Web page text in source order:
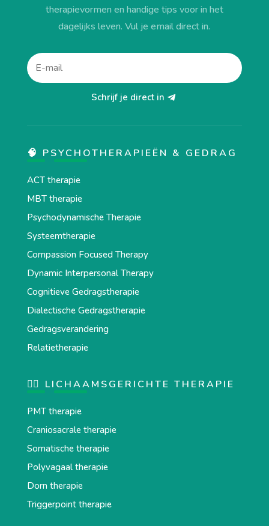
therapievormen en handige tips voor in het
dagelijks leven. Vul je email direct in.
Schrijf je direct in
🧠 PSYCHOTHERAPIEËN & GEDRAG
ACT therapie
MBT therapie
Psychodynamische Therapie
Systeemtherapie
Compassion Focused Therapy
Dynamic Interpersonal Therapy
Cognitieve Gedragstherapie
Dialectische Gedragstherapie
Gedragsverandering
Relatietherapie
💆‍♂️ LICHAAMSGERICHTE THERAPIE
PMT therapie
Craniosacrale therapie
Somatische therapie
Polyvagaal therapie
Dorn therapie
Triggerpoint therapie